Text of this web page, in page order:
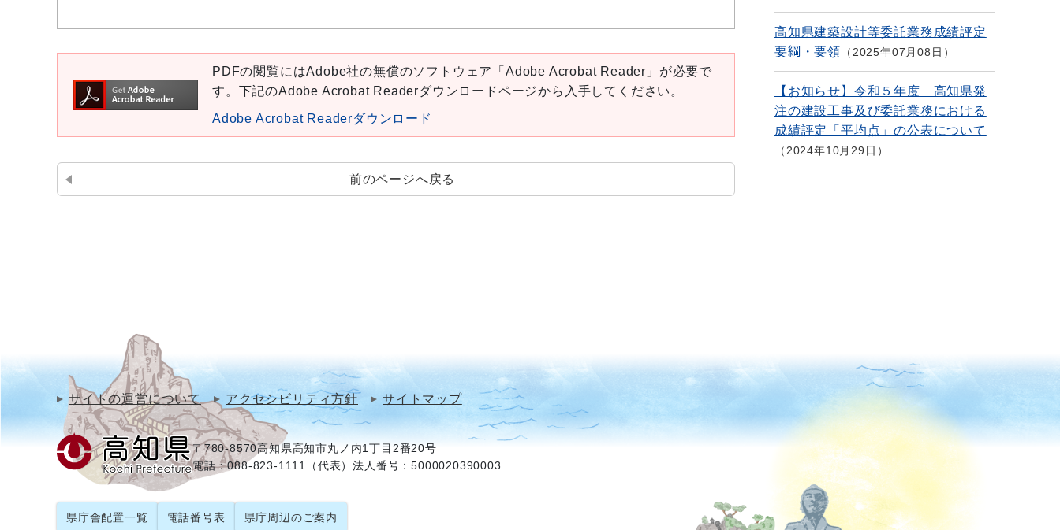
PDFの閲覧にはAdobe社の無償のソフトウェア「Adobe Acrobat Reader」が必要で
す。下記のAdobe Acrobat Readerダウンロードページから入手してください。
Adobe Acrobat Readerダウンロード
前のページへ戻る
高知県建築設計等委託業務成績評定
要綱・要領
2025年07月08日
【お知らせ】令和５年度 高知県発
注の建設工事及び委託業務における
成績評定「平均点」の公表について
2024年10月29日
サイトの運営について アクセシビリティ方針 サイトマップ
〒780-8570高知県高知市丸ノ内1丁目2番20号
電話：088-823-1111（代表）法人番号：5000020390003
県庁舎配置一覧 電話番号表 県庁周辺のご案内